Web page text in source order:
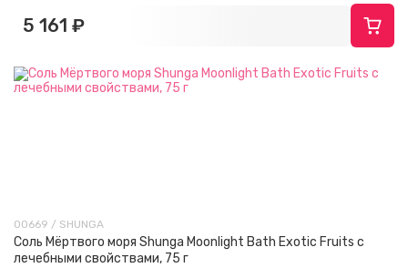
5 161 ₽
00669 / SHUNGA
Соль Мёртвого моря Shunga Moonlight Bath Exotic Fruits с
лечебными свойствами, 75 г